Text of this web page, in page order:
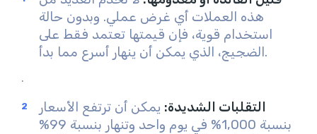
هذه العملات أي غرض عملي. وبدون حالة
استخدام قوية، فإن قيمتها تعتمد فقط على
الضجيج، الذي يمكن أن ينهار أسرع مما بدأ.
.
التقلبات الشديدة: يمكن أن ترتفع الأسعار
بنسبة 1,000% في يوم واحد وتنهار بنسبة 99%